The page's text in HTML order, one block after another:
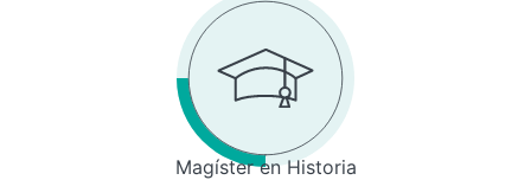
Magíster en Historia